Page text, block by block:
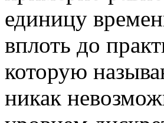
единицу
вплоть до
которую
никак